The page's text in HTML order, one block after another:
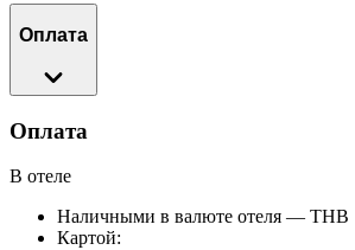
Оплата
Оплата
В отеле
Наличными в валюте отеля — THB
Картой: